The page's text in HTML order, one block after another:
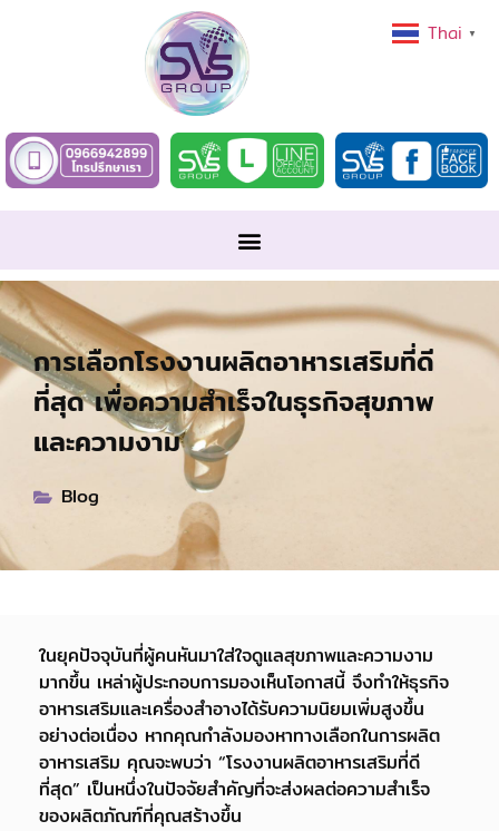
การเลือกโรงงานผลิตอาหารเสริมที่ดี
ที่สุด เพื่อความสำเร็จในธุรกิจสุขภาพ
และความงาม
Blog
ในยุคปัจจุบันที่ผู้คนหันมาใส่ใจดูแลสุขภาพและความงาม
มากขึ้น เหล่าผู้ประกอบการมองเห็นโอกาสนี้ จึงทำให้ธุรกิจ
อาหารเสริมและเครื่องสำอางได้รับความนิยมเพิ่มสูงขึ้น
อย่างต่อเนื่อง หากคุณกำลังมองหาทางเลือกในการผลิต
อาหารเสริม คุณจะพบว่า “โรงงานผลิตอาหารเสริมที่ดี
ที่สุด” เป็นหนึ่งในปัจจัยสำคัญที่จะส่งผลต่อความสำเร็จ
ของผลิตภัณฑ์ที่คุณสร้างขึ้น
Thai ▼